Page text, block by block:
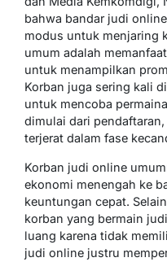
bahwa bandar judi
modus untuk menjaring
umum adalah
untuk menampilkan
Korban juga sering kali
untuk mencoba
dimulai dari
terjerat dalam fase
Korban judi online
ekonomi menengah ke
keuntungan cepat.
korban yang bermain
luang karena tidak
judi online justru